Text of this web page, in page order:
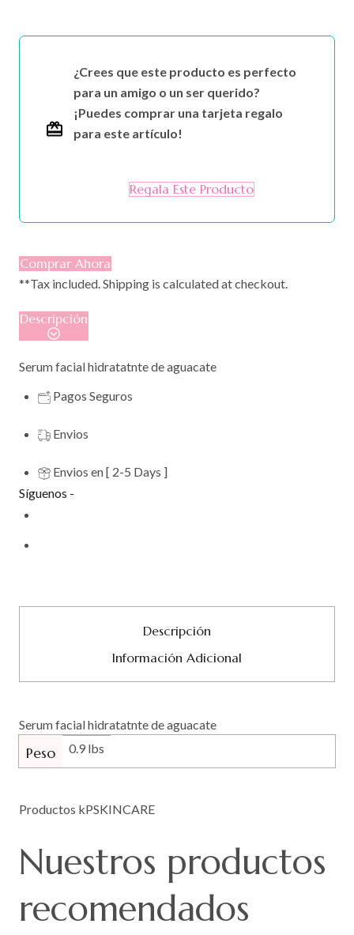
¿Crees que este producto es perfecto
para un amigo o un ser querido?
¡Puedes comprar una tarjeta regalo
para este artículo!
Regala Este Producto
Comprar Ahora
**Tax included. Shipping is calculated at checkout.
Descripción
Serum facial hidratatnte de aguacate
Pagos Seguros
Envios
Envios en [ 2-5 Days ]
Síguenos -
Descripción
Información Adicional
Serum facial hidratatnte de aguacate
Peso 0.9 lbs
Productos kPSKINCARE
Nuestros productos
recomendados